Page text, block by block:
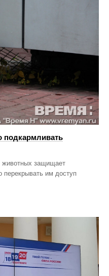
подкармливать
животных защищает
им доступ